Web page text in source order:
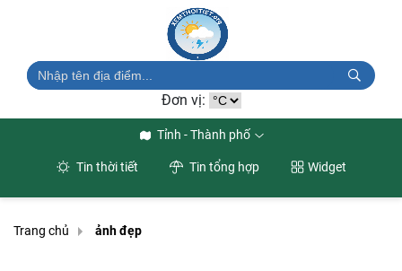
Đơn vị:
Tỉnh - Thành phố
Tin thời tiết Tin tổng hợp Widget
Trang chủ ảnh đẹp